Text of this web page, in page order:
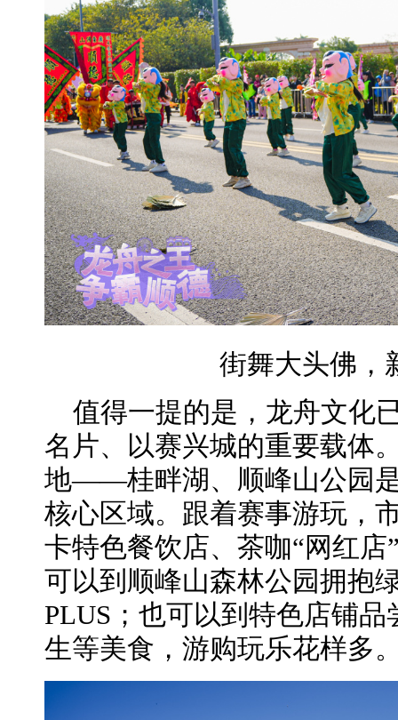
街舞大头佛，
值得一提的是，龙舟文化
名片、以赛兴城的重要载体
地——桂畔湖、顺峰山公园
核心区域。跟着赛事游玩，
卡特色餐饮店、茶咖“网红
可以到顺峰山森林公园拥抱
PLUS；也可以到特色店铺
生等美食，游购玩乐花样多